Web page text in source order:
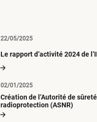
Le rapport d’activité 2024 de
22/05/2025
Création de l’Autorité de
radioprotection (ASNR)
02/01/2025